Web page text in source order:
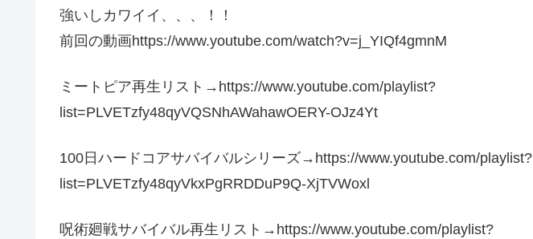
強いしカワイイ、、、！！
前回の動画https://www.youtube.com/watch?v=j_YIQf4gmnM
ミートピア再生リスト→https://www.youtube.com/playlist?
list=PLVETzfy48qyVQSNhAWahawOERY-OJz4Yt
100日ハードコアサバイバルシリーズ→https://www.youtube.com/playlist?
list=PLVETzfy48qyVkxPgRRDDuP9Q-XjTVWoxl
呪術廻戦サバイバル再生リスト→https://www.youtube.com/playlist?